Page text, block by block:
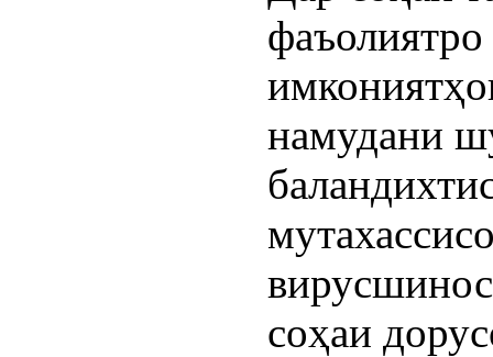
намудани
соҳаи